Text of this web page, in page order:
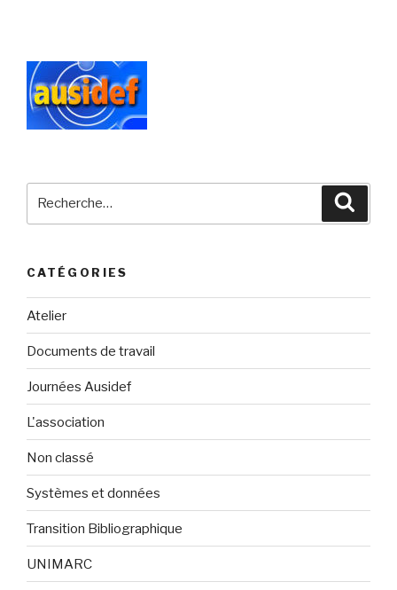
CATÉGORIES
Atelier
Documents de travail
Journées Ausidef
L'association
Non classé
Systèmes et données
Transition Bibliographique
UNIMARC